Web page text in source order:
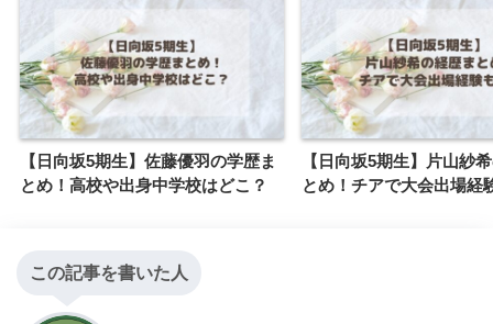
【日向坂5期生】佐藤優羽の学歴ま
とめ！高校や出身中学校はどこ？
【日向坂5期生】片山紗
とめ！チアで大会出場経
この記事を書いた人